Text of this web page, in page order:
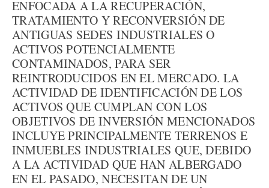
ENFOCADA A LA RECUPERACIÓN,
TRATAMIENTO Y RECONVERSIÓN DE
ANTIGUAS SEDES INDUSTRIALES O
ACTIVOS POTENCIALMENTE
CONTAMINADOS, PARA SER
REINTRODUCIDOS EN EL MERCADO. LA
ACTIVIDAD DE IDENTIFICACIÓN DE LOS
ACTIVOS QUE CUMPLAN CON LOS
OBJETIVOS DE INVERSIÓN MENCIONADOS
INCLUYE PRINCIPALMENTE TERRENOS E
INMUEBLES INDUSTRIALES QUE, DEBIDO
A LA ACTIVIDAD QUE HAN ALBERGADO
EN EL PASADO, NECESITAN DE UN